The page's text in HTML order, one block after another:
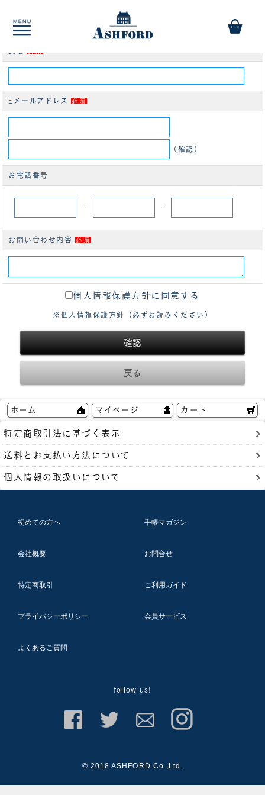
商品についてのお問い合わせ
週間ダイアリー(見開き2週間式)BIBLE［0219］
Eメールアドレス 必須
（確認）
お電話番号
- -
お問い合わせ内容 必須
個人情報保護方針に同意する
※個人情報保護方針（必ずお読みください）
ホーム マイページ カート
特定商取引法に基づく表示
送料とお支払い方法について
個人情報の取扱いについて
初めての方へ 手帳マガジン
会社概要 お問合せ
特定商取引 ご利用ガイド
プライバシーポリシー 会員サービス
よくあるご質問
follow us!
© 2018 ASHFORD Co.,Ltd.